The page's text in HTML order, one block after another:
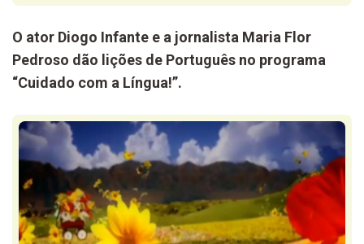
O ator Diogo Infante e a jornalista Maria Flor
Pedroso dão lições de Português no programa
“Cuidado com a Língua!”.